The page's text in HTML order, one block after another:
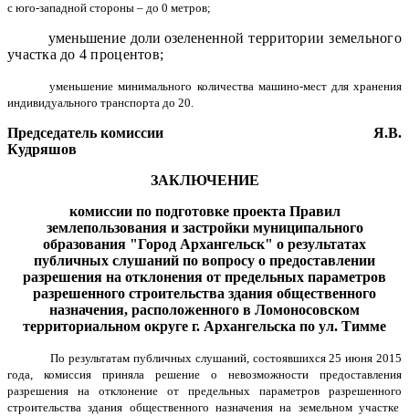
с юго-западной стороны – до 0 метров;
уменьшение доли озелененнойтерритории земельного
участка до 4 процентов;
уменьшение минимального количества машино-мест для хранения
индивидуального транспорта до 20.
Председатель комиссии Я.В.
Кудряшов
ЗАКЛЮЧЕНИЕ
комиссии по подготовке проекта Правил
землепользования и застройки муниципального
образования "Город Архангельск" о результатах
публичных слушаний по вопросу о предоставлении
разрешения на отклонения от предельных параметров
разрешенного строительства здания общественного
назначения, расположенного в Ломоносовском
территориальном округе г. Архангельска по ул. Тимме
По результатам публичных слушаний, состоявшихся 25 июня 2015
года, комиссия приняла решение о невозможности предоставления
разрешения на отклонение от предельных параметров разрешенного
строительства здания общественного назначения на земельном участке